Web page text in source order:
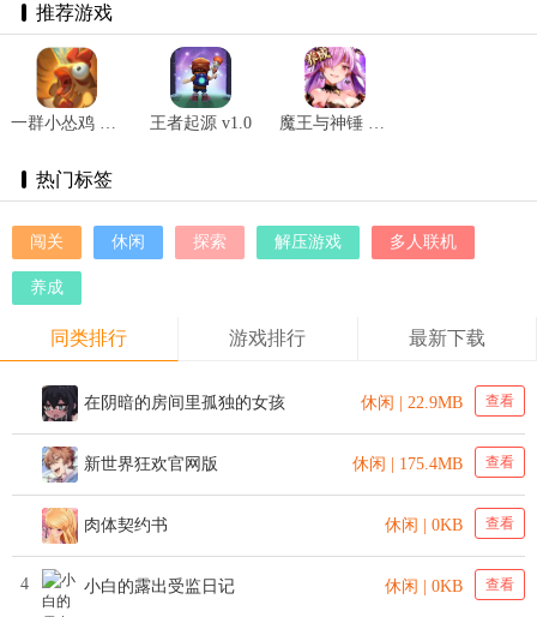
推荐游戏
王者起源 v1.0
热门标签
闯关 休闲 探索 解压游戏 多人联机
养成
同类排行 游戏排行 最新下载
在阴暗的房间里孤独的女孩 休闲 | 22.9MB 查看
新世界狂欢官网版 休闲 | 175.4MB 查看
肉体契约书 休闲 | 0KB 查看
4 小白的露出受监日记 休闲 | 0KB 查看